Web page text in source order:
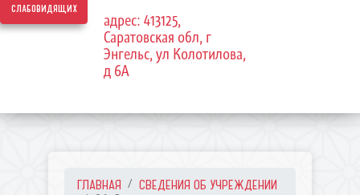
слабовидящих
адрес: 413125,
Саратовская обл, г
Энгельс, ул Колотилова,
д 6А
ГЛАВНАЯ СВЕДЕНИЯ ОБ УЧРЕЖДЕНИИ